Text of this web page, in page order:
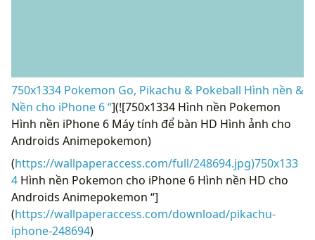
750x1334 Pokemon Go, Pikachu & Pokeball Hình nền &
Nền cho iPhone 6 “](![750x1334 Hình nền Pokemon
Hình nền iPhone 6 Máy tính để bàn HD Hình ảnh cho
Androids Animepokemon)
(https://wallpaperaccess.com/full/248694.jpg)750x133
4 Hình nền Pokemon cho iPhone 6 Hình nền HD cho
Androids Animepokemon “]
(https://wallpaperaccess.com/download/pikachu-
iphone-248694)